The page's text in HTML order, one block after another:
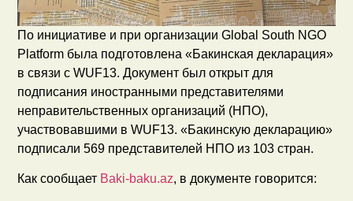
По инициативе и при организации Global South NGO
Platform была подготовлена «Бакинская декларация»
в связи с WUF13. Документ был открыт для
подписания иностранными представителями
неправительственных организаций (НПО),
участвовавшими в WUF13. «Бакинскую декларацию»
подписали 569 представителей НПО из 103 стран.
Как сообщает Baki-baku.az, в документе говорится: